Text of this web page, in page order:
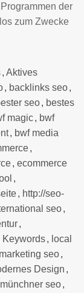
der
zum Zwecke
, Aktives
, backlinks seo,
seo, bestes
magic, bwf
, bwf media
,
, ecommerce
,
, http://seo-
seo,
,
Keywords, local
marketing seo,
Design ,
münchner seo,